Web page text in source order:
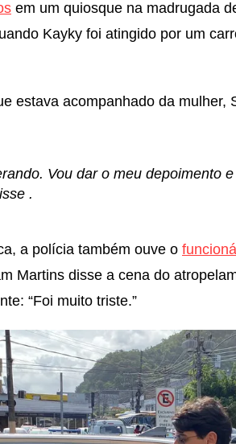
em um quiosque na madrugada
Kayky foi atingido por um
estava acompanhado da mulher,
Vou dar o meu depoimento
.
a polícia também ouve o
Martins disse a cena do
“Foi muito triste.”